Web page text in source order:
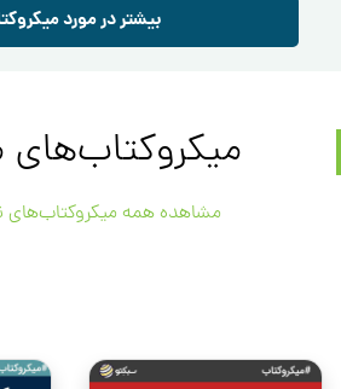
بیشتر در مورد
میکروکتاب‌های
مشاهده همه میکروکتاب‌های